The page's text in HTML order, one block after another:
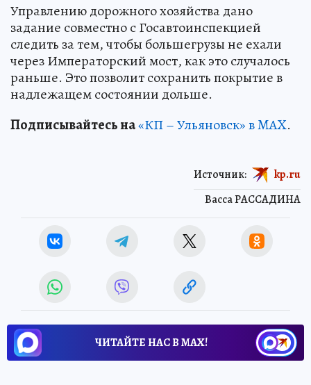
Управлению дорожного хозяйства дано
задание совместно с Госавтоинспекцией
следить за тем, чтобы большегрузы не ехали
через Императорский мост, как это случалось
раньше. Это позволит сохранить покрытие в
надлежащем состоянии дольше.
Подписывайтесь на«КП – Ульяновск» в MAX.
Васса РАССАДИНА
Источник: kp.ru
ЧИТАЙТЕ НАС В МАХ!